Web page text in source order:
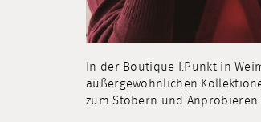
In der Boutique I.Punkt in
außergewöhnlichen
zum Stöbern und Anprobieren